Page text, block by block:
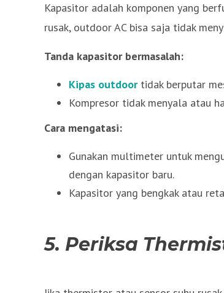
Kapasitor adalah komponen yang
rusak, outdoor AC bisa saja tidak
Tanda kapasitor bermasalah:
Kipas outdoortidak berputar
Kompresor tidak menyala atau
Cara mengatasi:
Gunakan multimeter untuk
dengan kapasitor baru.
Kapasitor yang bengkak atau
5. Periksa